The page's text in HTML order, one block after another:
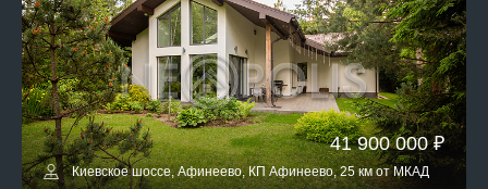
41 900 000 ₽
Киевское шоссе, Афинеево, КП Афинеево, 25 км от МКАД